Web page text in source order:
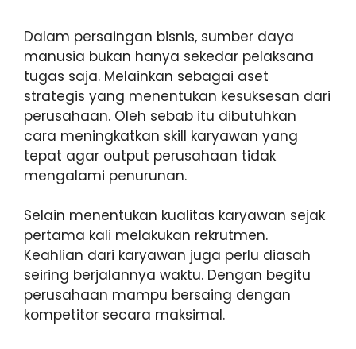
Dalam persaingan bisnis, sumber daya
manusia bukan hanya sekedar pelaksana
tugas saja. Melainkan sebagai aset
strategis yang menentukan kesuksesan dari
perusahaan. Oleh sebab itu dibutuhkan
cara meningkatkan skill karyawan yang
tepat agar output perusahaan tidak
mengalami penurunan.
Selain menentukan kualitas karyawan sejak
pertama kali melakukan rekrutmen.
Keahlian dari karyawan juga perlu diasah
seiring berjalannya waktu. Dengan begitu
perusahaan mampu bersaing dengan
kompetitor secara maksimal.